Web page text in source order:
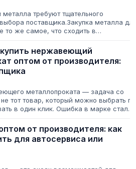
металла требуют тщательного
поставщика.Закупка металла для
то же самое, что сходить в
суммы, сроки проектов...
нержавеющий
оптом от производителя:
металлопроката — задача со
тот товар, который можно выбрать по
в один клик. Ошибка в марке стали,
рублей...
от производителя: как
для автосервиса или